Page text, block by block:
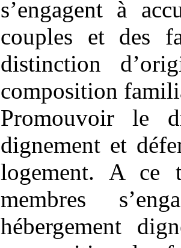
s’engagent à
couples et des
distinction
composition
Promouvoir le
dignement et
logement. A ce
membres
hébergement